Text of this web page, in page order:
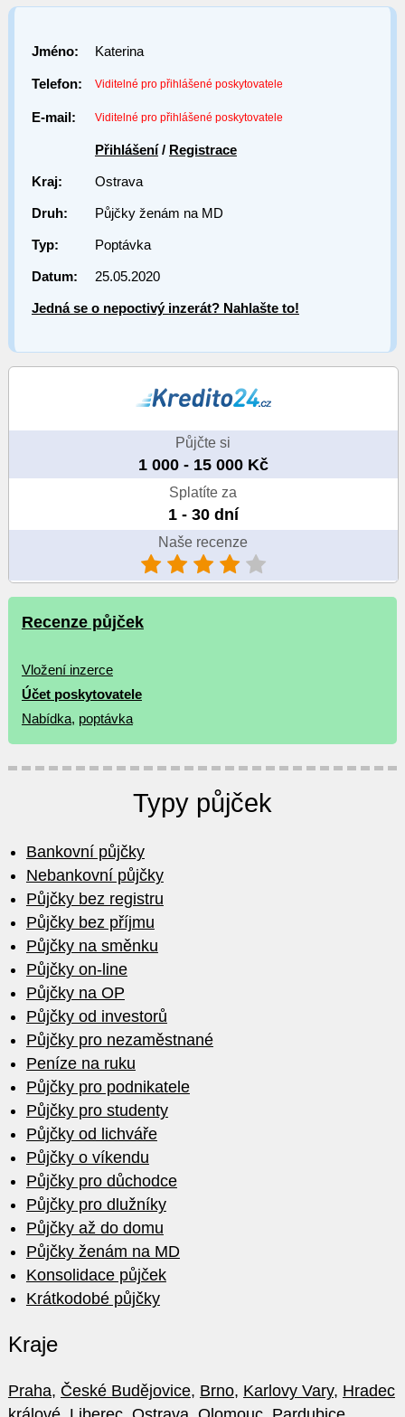
Jméno: Katerina
Telefon: Viditelné pro přihlášené poskytovatele
E-mail: Viditelné pro přihlášené poskytovatele
Přihlášení/ Registrace
Kraj: Ostrava
Druh: Půjčky ženám na MD
Typ: Poptávka
Datum: 25.05.2020
Jedná se o nepoctivý inzerát? Nahlašte to!
Půjčte si
1 000 - 15 000 Kč
Splatíte za
1 - 30 dní
Naše recenze
Recenze půjček
Vložení inzerce
Účet poskytovatele
Nabídka, poptávka
Typy půjček
Bankovní půjčky
Nebankovní půjčky
Půjčky bez registru
Půjčky bez příjmu
Půjčky na směnku
Půjčky on-line
Půjčky na OP
Půjčky od investorů
Půjčky pro nezaměstnané
Peníze na ruku
Půjčky pro podnikatele
Půjčky pro studenty
Půjčky od lichváře
Půjčky o víkendu
Půjčky pro důchodce
Půjčky pro dlužníky
Půjčky až do domu
Půjčky ženám na MD
Konsolidace půjček
Krátkodobé půjčky
Kraje
Praha, České Budějovice, Brno, Karlovy Vary, Hradec